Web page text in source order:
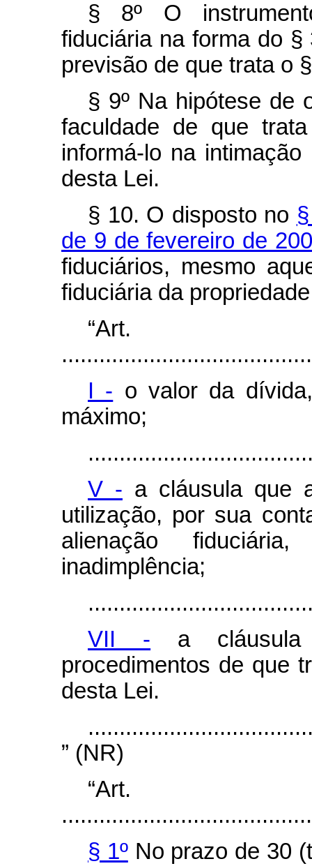
§ 8º O
fiduciária na forma do
previsão de que trata o
§ 9º Na hipótese de
faculdade de que
informá-lo na
desta Lei.
§ 10. O disposto no
de 9 de fevereiro de
fiduciários, mesmo
fiduciária da
I - o valor da
máximo;
V - a cláusula que
utilização, por sua
alienação
inadimplência;
VII - a cláusula
procedimentos de que
desta Lei.
” (NR)
§ 1ºNo prazo de 30